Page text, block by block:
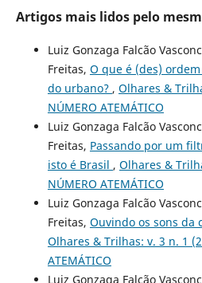
Artigos mais lidos pelo
Luiz Gonzaga Falcão
Freitas, O que é (des)
do urbano? , Olhares &
NÚMERO ATEMÁTICO
Luiz Gonzaga Falcão
Freitas, Passando por um
isto é Brasil , Olhares &
NÚMERO ATEMÁTICO
Luiz Gonzaga Falcão
Freitas, Ouvindo os sons da
Olhares & Trilhas: v. 3 n. 1
ATEMÁTICO
Luiz Gonzaga Falcão